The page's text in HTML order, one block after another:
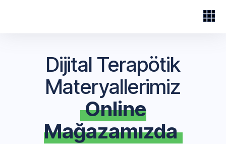
Dijital Terapötik
Materyallerimiz
Online
Mağazamızda